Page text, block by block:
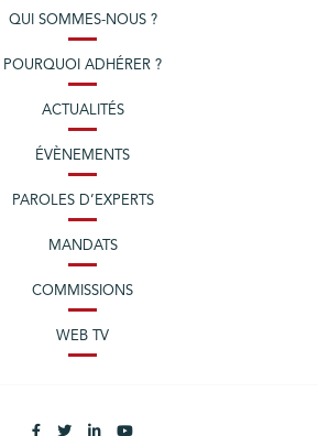
QUI SOMMES-NOUS ?
POURQUOI ADHÉRER ?
ACTUALITÉS
ÉVÈNEMENTS
PAROLES D’EXPERTS
MANDATS
COMMISSIONS
WEB TV